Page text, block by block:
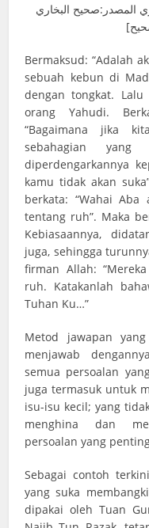
المصدر:صحيح البخاري
Bermaksud: “Adalah
sebuah kebun di
dengan tongkat.
orang Yahudi.
“Bagaimana jika
sebahagian
diperdengarkannya
kamu tidak akan
berkata: “Wahai Aba
tentang ruh”. Maka
Kebiasaannya,
juga, sehingga
firman Allah:
ruh. Katakanlah
Tuhan Ku…”
Metod jawapan
menjawab
semua persoalan
juga termasuk untuk
isu-isu kecil; yang
menghina dan
persoalan yang
Sebagai contoh
yang suka
dipakai oleh Tuan